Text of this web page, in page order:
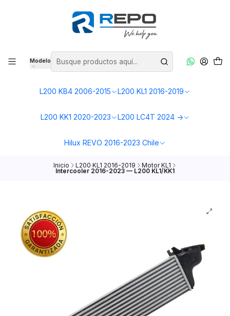
Modelo
L200 KB4 2006-2015 L200 KL1 2016-2019
L200 KK1 2020-2023 L200 LC4T 2024 ->
Hilux REVO 2016-2023 Chile
Inicio L200 KL1 2016-2019 Motor KL1
Intercooler 2016-2023 — L200 KL1/KK1